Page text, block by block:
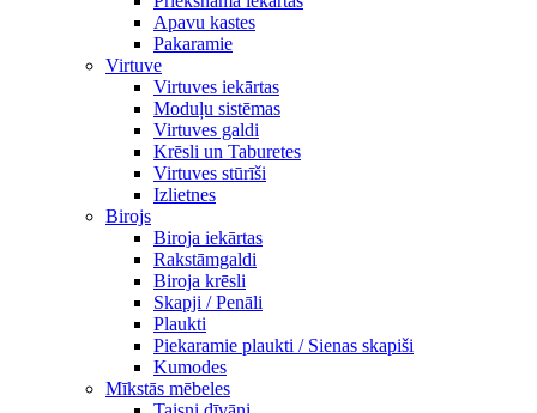
Apavu kastes
Pakaramie
Virtuve
Virtuves iekārtas
Moduļu sistēmas
Virtuves galdi
Krēsli un Taburetes
Virtuves stūrīši
Izlietnes
Birojs
Biroja iekārtas
Rakstāmgaldi
Biroja krēsli
Skapji / Penāli
Plaukti
Piekaramie plaukti / Sienas skapiši
Kumodes
Mīkstās mēbeles